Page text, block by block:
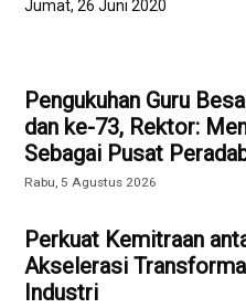
Jumat, 26 Juni 2020
Pengukuhan Guru
dan ke-73, Rektor:
Sebagai Pusat
Rabu, 5 Agustus 2026
Perkuat Kemitraan
Akselerasi
Industri